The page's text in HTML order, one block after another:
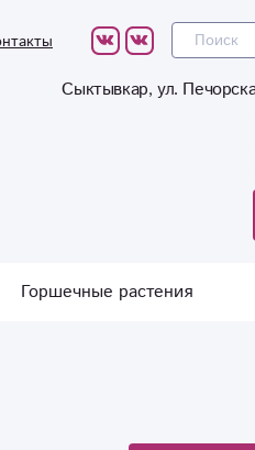
Сыктывкар, ул.
Горшечные растения